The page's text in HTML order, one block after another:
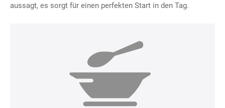
aussagt, es sorgt für einen perfekten Start in den Tag.